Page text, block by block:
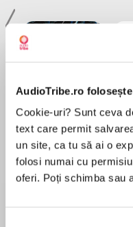
AudioTribe.ro
Cookie-uri? Sunt ceva
text care permit
un site, ca tu să ai o
folosi numai cu
oferi. Poți schimba sau
Elita de Argint (Elita